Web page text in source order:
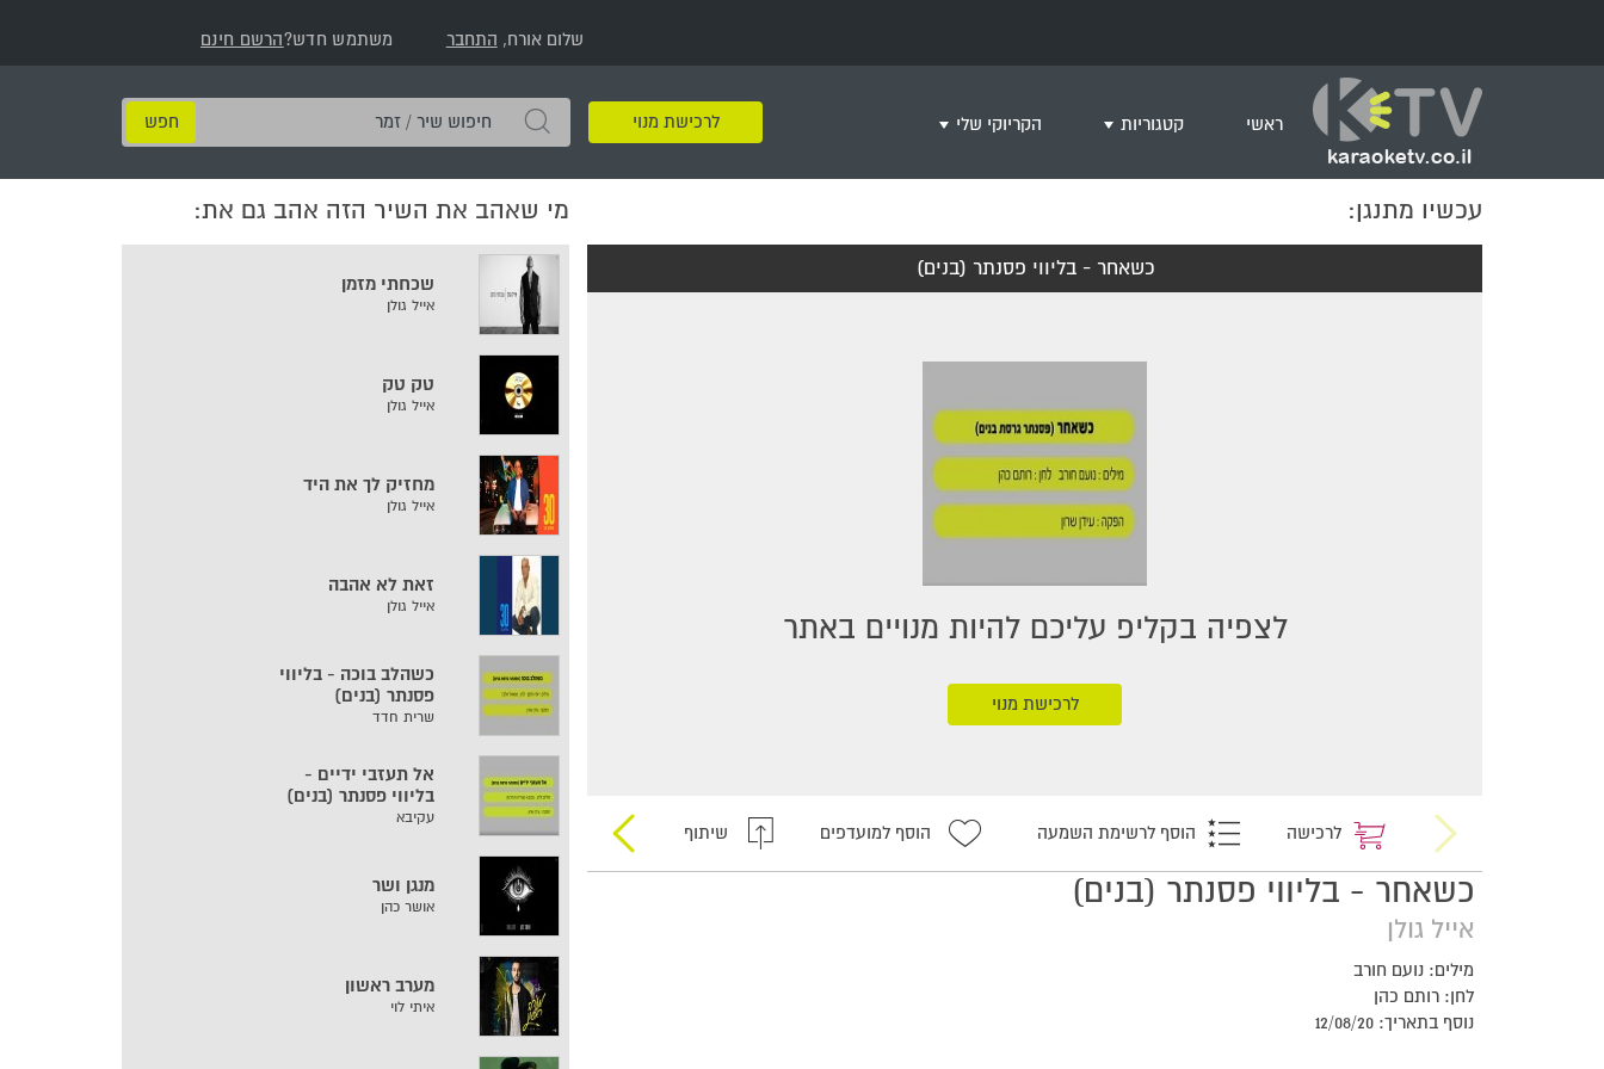
שלום אורח, התחבר משתמש חדש?הרשם חינם
ראשי קטגוריות
English songs
שירי ארץ ישראל
שירי אירוויזיון
שירי ילדים
שירי קטנטנים
שירי להקות צבאיות
הקריוקי שלי
+ צור רשימת השמעה חדשה
לרכישת מנוי
חיפוש
שיר
/
זמר
עכשיו מתנגן:
כשאחר - בליווי פסנתר (בנים)
לצפיה בקליפ עליכם להיות מנויים באתר
לרכישת מנוי
לרכישה הוסף לרשימת השמעה הוסף למועדפים שיתוף
כשאחר - בליווי פסנתר (בנים)
אייל גולן
מילים: נועם חורב
לחן: רותם כהן
נוסף בתאריך: 12/08/20
מי שאהב את השיר הזה אהב גם את:
שכחתי מזמן
אייל גולן
טק טק
אייל גולן
מחזיק לך את היד
אייל גולן
זאת לא אהבה
אייל גולן
כשהלב בוכה - בליווי
פסנתר (בנים)
שרית חדד
אל תעזבי ידיים -
בליווי פסנתר (בנים)
עקיבא
מנגן ושר
אושר כהן
מערב ראשון
איתי לוי